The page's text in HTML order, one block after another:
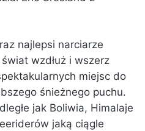
najlepsi narciarze
wzdłuż i wszerz
miejsc do
śnieżnego puchu.
jak Boliwia, Himalaje
jaką ciągle